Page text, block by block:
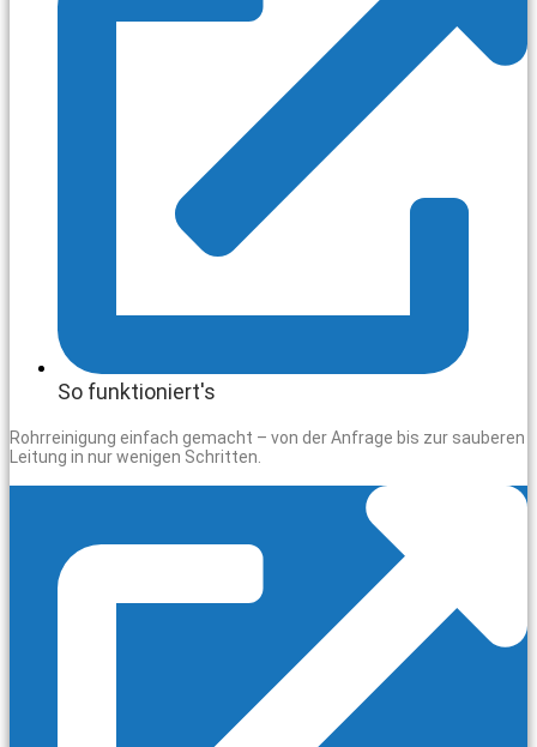
So funktioniert's
Rohrreinigung einfach gemacht – von der Anfrage bis zur sauberen
Leitung in nur wenigen Schritten.